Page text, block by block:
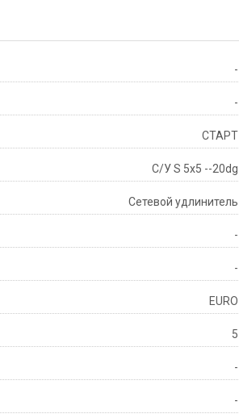
-
-
СТАРТ
С/У S 5x5 --20dg
Сетевой удлинитель
-
-
EURO
5
-
-